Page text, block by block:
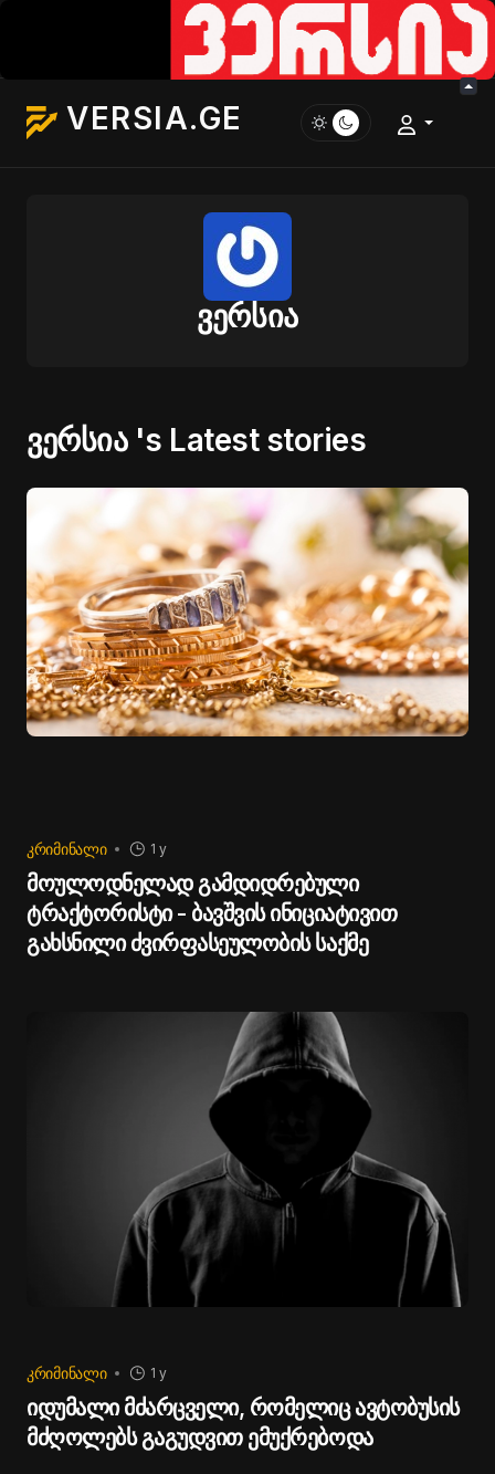
VERSIA.GE
ვერსია
ვერსია 's Latest stories
ᲙᲠᲘᲛᲘᲜᲐᲚᲘ 1 y
მოულოდნელად გამდიდრებული
ტრაქტორისტი - ბავშვის ინიციატივით
გახსნილი ძვირფასეულობის საქმე
ᲙᲠᲘᲛᲘᲜᲐᲚᲘ 1 y
იდუმალი მძარცველი, რომელიც ავტობუსის
მძღოლებს გაგუდვით ემუქრებოდა